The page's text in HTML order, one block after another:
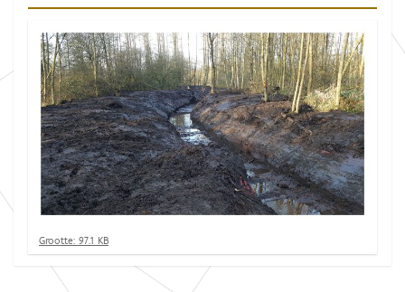
K
l
Grootte: 97.1 KB